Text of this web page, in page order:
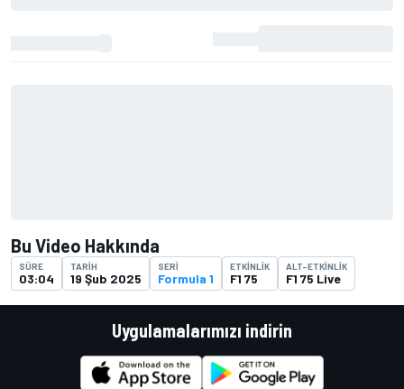
Bu Video Hakkında
SÜRE
03:04
TARIH
19 Şub 2025
SERI
Formula 1
ETKINLIK
F1 75
ALT-ETKINLIK
F1 75 Live
Uygulamalarımızı indirin